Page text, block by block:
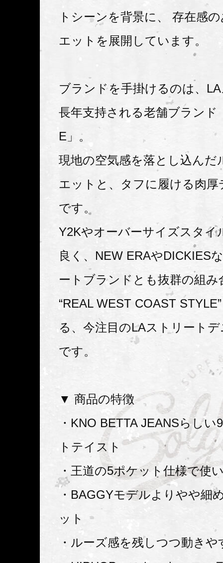
トシーンを背景に、 存在感
エットを展開しています。
ブランドを手掛けるのは、
長年支持される老舗ブランド
E」。
現地の空気感を落とし込んだ
エットと、タフに履ける肉厚
です。
Y2Kやオーバーサイズスタイ
良く、NEW ERAやDICKIES
ートブランドとも抜群の組み
“REAL WEST COAST
る、今注目のLAストリート
です。
▼ 商品の特徴
・KNO BETTA JEANSらしい
トテイスト
・王道の5ポケット仕様で使
・BAGGYモデルよりやや細
ット
・ルーズ感を残しつつ動きや